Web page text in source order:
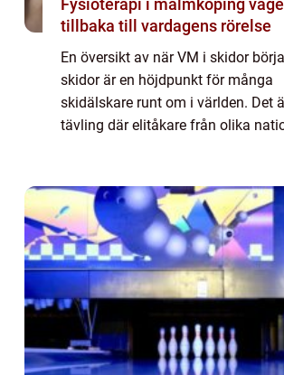
Fysioterapi i malmköping vägen
tillbaka till vardagens rörelse
En översikt av när VM i skidor
skidor är en höjdpunkt för många
skidälskare runt om i världen. Det
tävling där elitåkare från olika
denna ...